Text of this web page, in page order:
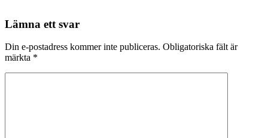
Lämna ett svar
Din e-postadress kommer inte publiceras. Obligatoriska fält är
märkta *